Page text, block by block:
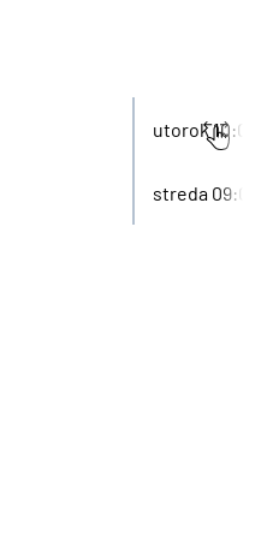
utorok 10:00
streda 09:00